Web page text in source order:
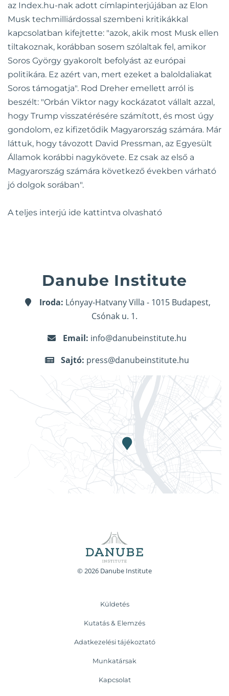
az Index.hu-nak adott címlapinterjújában az Elon
Musk techmilliárdossal szembeni kritikákkal
kapcsolatban kifejtette: "azok, akik most Musk ellen
tiltakoznak, korábban sosem szólaltak fel, amikor
Soros György gyakorolt befolyást az európai
politikára. Ez azért van, mert ezeket a baloldaliakat
Soros támogatja". Rod Dreher emellett arról is
beszélt: "Orbán Viktor nagy kockázatot vállalt azzal,
hogy Trump visszatérésére számított, és most úgy
gondolom, ez kifizetődik Magyarország számára. Már
láttuk, hogy távozott David Pressman, az Egyesült
Államok korábbi nagykövete. Ez csak az első a
Magyarország számára következő években várható
jó dolgok sorában".
A teljes interjú ide kattintva olvasható
Danube Institute
Iroda: Lónyay-Hatvany Villa - 1015 Budapest,
Csónak u. 1.
Email: info@danubeinstitute.hu
Sajtó: press@danubeinstitute.hu
© 2026 Danube Institute
Küldetés
Kutatás & Elemzés
Adatkezelési tájékoztató
Munkatársak
Kapcsolat